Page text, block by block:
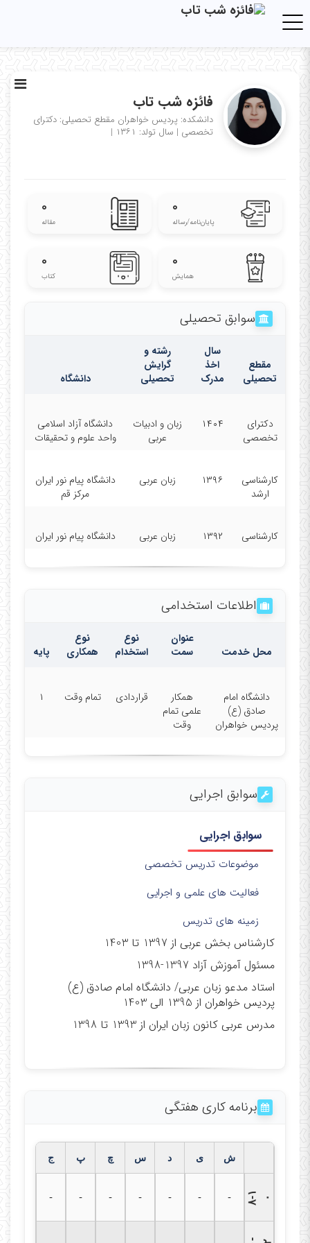
Toggle navigation
فائزه شب تاب
دانشکده: پردیس خواهران مقطع تحصیلی: دکترای
تخصصی | سال تولد: ۱۳۶۱ |
۰
پایان‌نامه‌/رساله
۰
مقاله
۰
همایش
۰
کتاب
سوابق تحصیلی
مقطع
تحصیلی
سال
اخذ
مدرک
رشته و
گرایش
تحصیلی
دانشگاه
دکترای
تخصصی
۱۴۰۴
زبان و ادبیات
عربی
دانشگاه آزاد اسلامی
واحد علوم و تحقیقات
کارشناسی
ارشد
۱۳۹۶ زبان عربی
دانشگاه پیام نور ایران
مرکز قم
کارشناسی ۱۳۹۲ زبان عربی دانشگاه پیام نور ایران
اطلاعات استخدامی
محل خدمت
عنوان
سمت
نوع
استخدام
نوع
همکاری
پایه
دانشگاه امام
صادق (ع)
پردیس خواهران
همکار
علمی تمام
وقت
قراردادی تمام وقت ۱
سوابق اجرایی
سوابق اجرایی
موضوعات تدریس تخصصی
فعالیت های علمی و اجرایی
زمینه های تدریس
کارشناس بخش عربی از 1397 تا 1403
مسئول آموزش آزاد 1397-1398
استاد مدعو زبان عربی/ دانشگاه امام صادق (ع)
پردیس خواهران از 1395 الی 1403
مدرس عربی کانون زبان ایران از 1393 تا 1398
برنامه کاری هفتگی
ش ی د س چ پ ج
۸ - ۱ ۰ -
-
-
-
-
-
-